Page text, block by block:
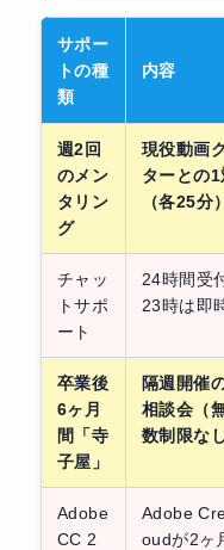
サポー
トの種
類
内容
週2回
のメン
タリン
グ
現役動画
ターとの
（各25分）
チャッ
トサポ
ート
24時間受
23時は即
卒業後
6ヶ月
間「寺
子屋」
隔週開催
相談会（
数制限なし
Adobe
CC 2
Adobe
oudが2ヶ